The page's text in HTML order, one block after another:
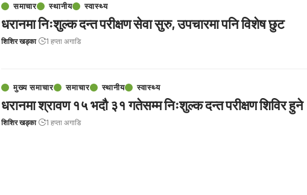
समाचार स्थानीय स्वास्थ्य
धरानमा निःशुल्क दन्त परीक्षण सेवा सुरु, उपचारमा पनि विशेष छुट
शिशिर खड्का 1 हप्ता अगाडि
मुख्य समाचार समाचार स्थानीय स्वास्थ्य
धरानमा श्रावण १५ भदौ ३१ गतेसम्म निःशुल्क दन्त परीक्षण शिविर हुने
शिशिर खड्का 1 हप्ता अगाडि